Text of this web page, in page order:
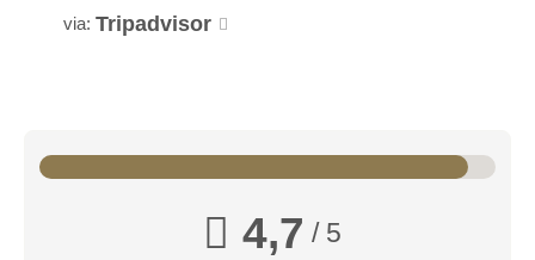
via: Tripadvisor
4,7 / 5